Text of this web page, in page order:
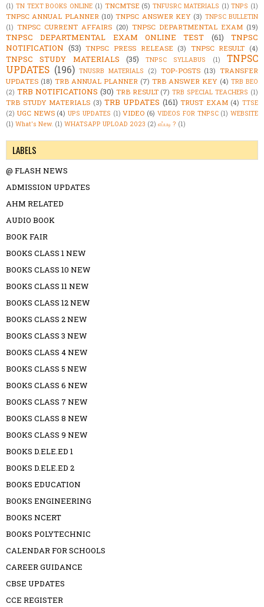
(1) TN TEXT BOOKS ONLINE (1) TNCMTSE (5) TNFUSRC MATERIALS (1) TNPS (1)
TNPSC ANNUAL PLANNER (10) TNPSC ANSWER KEY (3) TNPSC BULLETIN
(1) TNPSC CURRENT AFFAIRS (20) TNPSC DEPARTMENTAL EXAM (19)
TNPSC DEPARTMENTAL EXAM ONLINE TEST (61)
TNPSC
NOTIFICATION (53) TNPSC PRESS RELEASE (3) TNPSC RESULT (4)
TNPSC STUDY MATERIALS (35) TNPSC SYLLABUS (1)
TNPSC
UPDATES (196) TNUSRB MATERIALS (2) TOP-POSTS (13) TRANSFER
UPDATES (18) TRB ANNUAL PLANNER (7) TRB ANSWER KEY (4) TRB BEO
(2) TRB NOTIFICATIONS (30) TRB RESULT (7) TRB SPECIAL TEACHERS (1)
TRB STUDY MATERIALS (3) TRB UPDATES (161) TRUST EXAM (4) TTSE
(2) UGC NEWS (4) UPS UPDATES (1) VIDEO (6) VIDEOS FOR TNPSC (1) WEBSITE
(1) What's New. (1) WHATSAPP UPLOAD 2023 (2) எப்படி ? (1)
LABELS
@ FLASH NEWS
ADMISSION UPDATES
AHM RELATED
AUDIO BOOK
BOOK FAIR
BOOKS CLASS 1 NEW
BOOKS CLASS 10 NEW
BOOKS CLASS 11 NEW
BOOKS CLASS 12 NEW
BOOKS CLASS 2 NEW
BOOKS CLASS 3 NEW
BOOKS CLASS 4 NEW
BOOKS CLASS 5 NEW
BOOKS CLASS 6 NEW
BOOKS CLASS 7 NEW
BOOKS CLASS 8 NEW
BOOKS CLASS 9 NEW
BOOKS D.ELE.ED 1
BOOKS D.ELE.ED 2
BOOKS EDUCATION
BOOKS ENGINEERING
BOOKS NCERT
BOOKS POLYTECHNIC
CALENDAR FOR SCHOOLS
CAREER GUIDANCE
CBSE UPDATES
CCE REGISTER